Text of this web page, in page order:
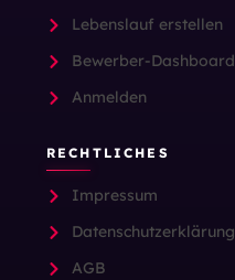
Lebenslauf erstellen
Bewerber-Dashboard
Anmelden
RECHTLICHES
Impressum
Datenschutzerklärung
AGB